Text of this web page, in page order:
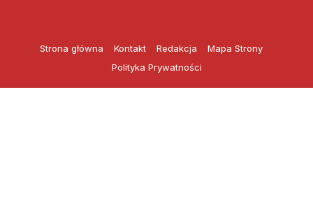
Strona główna Kontakt Redakcja
Mapa Strony
Polityka Prywatności